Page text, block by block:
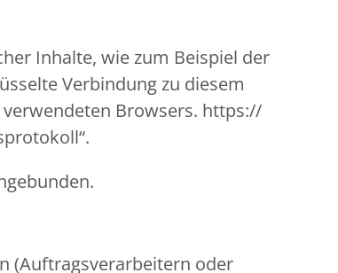
Inhalte, wie zum Beispiel der
Verbindung zu diesem
verwendeten Browsers. https://
(Auftragsverarbeitern oder